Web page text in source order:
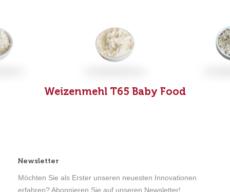
Weizenmehl T65Baby Food
Newsletter
Möchten Sie als Erster unseren neuesten Innovationen
erfahren? Abonnieren Sie auf unseren Newsletter!